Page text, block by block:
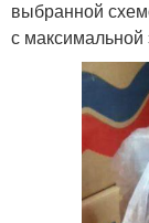
выбранной
с